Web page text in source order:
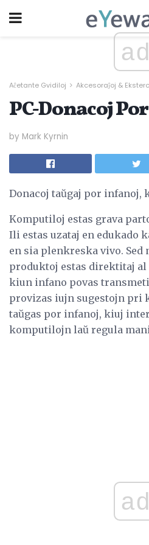
ad
Aĉetante Gvidiloj Akcesoraĵoj &
PC-Donacoj
by Mark Kyrnin
Donacoj taŭgaj por infanoj,
Komputiloj estas grava
Ili estas uzataj en edukado
en sia plenkreska vivo.
produktoj estas direktitaj al
kiun infano povas
provizas iujn sugestojn pri
taŭgas por infanoj, kiuj
komputilojn laŭ regula
ad